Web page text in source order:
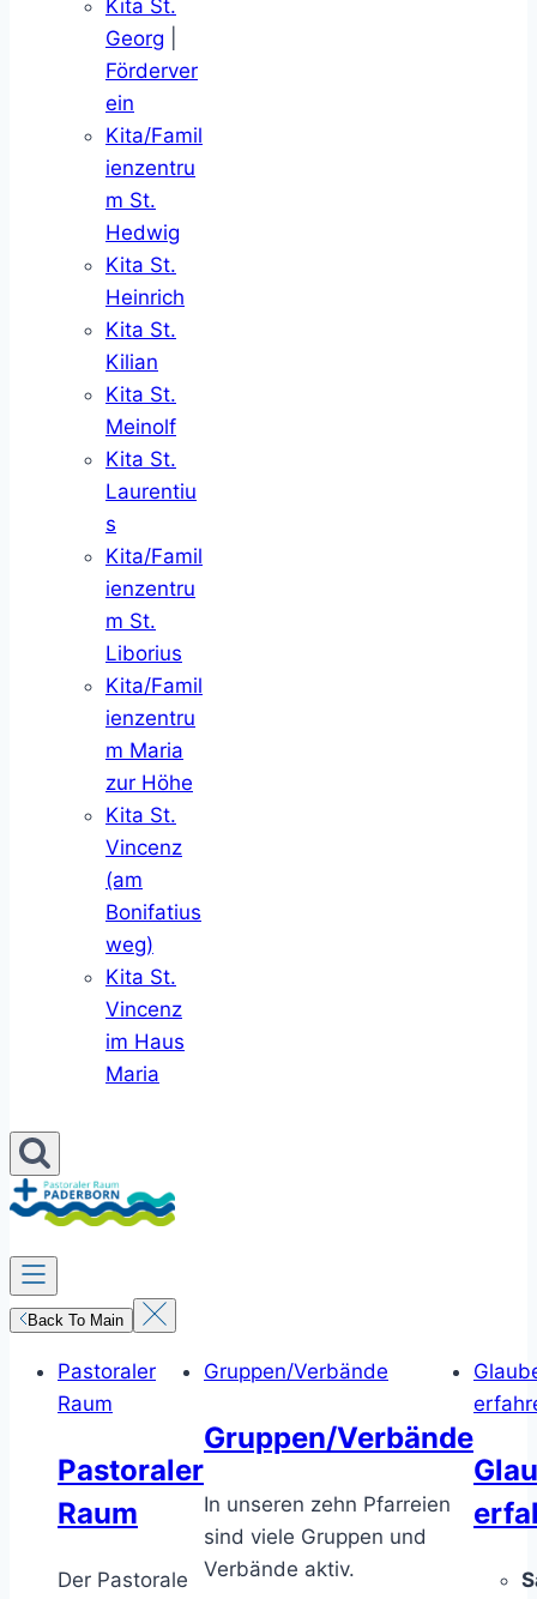
Kita St.
Georg
Förderver
ein
Kita/Famil
ienzentru
m St.
Hedwig
Kita St.
Heinrich
Kita St.
Kilian
Kita St.
Meinolf
Kita St.
Laurentiu
s
Kita/Famil
ienzentru
m St.
Liborius
Kita/Famil
ienzentru
m Maria
zur Höhe
Kita St.
Vincenz
(am
Bonifatius
weg)
Kita St.
Vincenz
im Haus
Maria
Back To Main
Pastoraler
Raum
Pastoraler
Raum
Der Pastorale
Gruppen/Verbände
Gruppen/Verbände
In unseren zehn Pfarreien
sind viele Gruppen und
Verbände aktiv.